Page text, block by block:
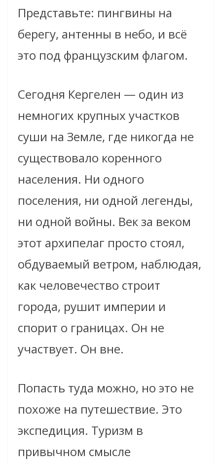
Представьте: пингвины на
берегу, антенны в небо, и всё
это под французским флагом.
Сегодня Кергелен — один из
немногих крупных участков
суши на Земле, где никогда не
существовало коренного
населения. Ни одного
поселения, ни одной легенды,
ни одной войны. Век за веком
этот архипелаг просто стоял,
обдуваемый ветром, наблюдая,
как человечество строит
города, рушит империи и
спорит о границах. Он не
участвует. Он вне.
Попасть туда можно, но это не
похоже на путешествие. Это
экспедиция. Туризм в
привычном смысле